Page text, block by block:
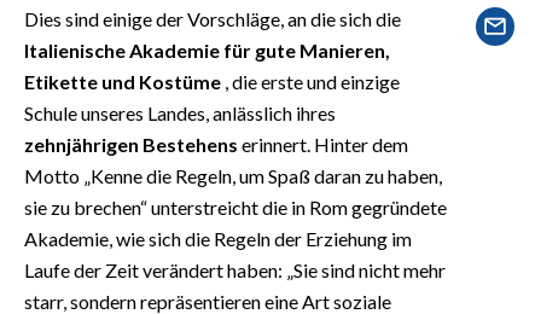
VIDEO
INFO AZIENDE
ABBONATI
ANNUNCI
NECROLOGI
SPIAGGE
STORE
Dies sind einige der Vorschläge, an die sich die
Italienische Akademie für gute Manieren,
Etikette und Kostüme , die erste und einzige
Schule unseres Landes, anlässlich ihres
zehnjährigen Bestehens erinnert. Hinter dem
Motto „Kenne die Regeln, um Spaß daran zu haben,
sie zu brechen“ unterstreicht die in Rom gegründete
Akademie, wie sich die Regeln der Erziehung im
Laufe der Zeit verändert haben: „Sie sind nicht mehr
starr, sondern repräsentieren eine Art soziale